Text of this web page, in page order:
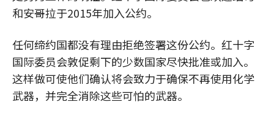
和安哥拉于2015年加入公约。
任何缔约国都没有理由拒绝签署这份公约。红十字
国际委员会敦促剩下的少数国家尽快批准或加入。
这样做可使他们确认将会致力于确保不再使用化学
武器，并完全消除这些可怕的武器。